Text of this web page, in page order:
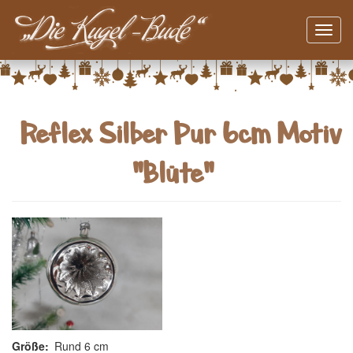
Direkt
zum
Reflex Silber Pur 6cm Motiv
"Blüte"
Größe
Rund 6 cm